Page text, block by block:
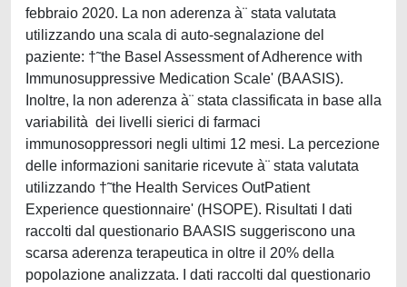
febbraio 2020. La non aderenza à¨ stata valutata
utilizzando una scala di auto-segnalazione del
paziente: †˜the Basel Assessment of Adherence with
Immunosuppressive Medication Scale' (BAASIS).
Inoltre, la non aderenza à¨ stata classificata in base alla
variabilità dei livelli sierici di farmaci
immunosoppressori negli ultimi 12 mesi. La percezione
delle informazioni sanitarie ricevute à¨ stata valutata
utilizzando †˜the Health Services OutPatient
Experience questionnaire' (HSOPE). Risultati I dati
raccolti dal questionario BAASIS suggeriscono una
scarsa aderenza terapeutica in oltre il 20% della
popolazione analizzata. I dati raccolti dal questionario